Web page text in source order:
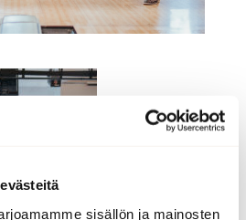
sisällön ja mainosten